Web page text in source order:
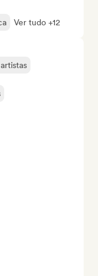
Ver tudo +12